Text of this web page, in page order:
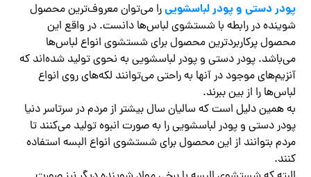
پودر دستی و پودر لباسشوییرا می‌توان معروف‌ترین محصول
شوینده در رابطه با شستشوی لباس‌ها دانست. در واقع این
محصول پرکاربردترین محصول برای شستشوی انواع لباس‌ها
می‌باشد. پودر دستی و پودر لباسشویی به نحوی تولید شده‌اند که
آنزیم‌های موجود در آنها به راحتی می‌توانند لکه‌های روی انواع
لباس‌ها را از بین ببرند.
به همین دلیل است که سالیان سال بیشتر از مردم در سرتاسر دنیا
پودر دستی و پودر لباسشویی را به صورت انبوه تولید می‌کنند تا
مردم بتوانند از این محصول برای شستشوی انواع البسه استفاده
کنند.